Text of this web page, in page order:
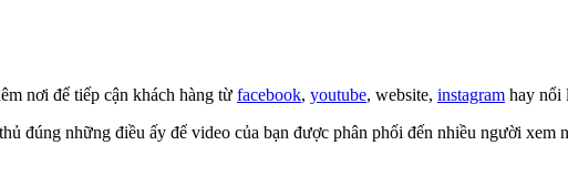
nơi để tiếp cận khách hàng từ facebook, youtube, website, instagram hay nổi
đúng những điều ấy để video của bạn được phân phối đến nhiều người xem